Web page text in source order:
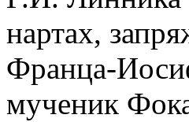
нартах,
Франца-
мученик